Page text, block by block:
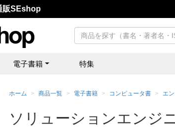
販SEshop
電子書籍 特集
ホーム 商品一覧 電子書籍 コンピュータ書 エ
ソリューションエンジ